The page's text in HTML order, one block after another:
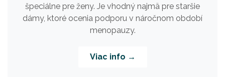
špeciálne pre ženy. Je vhodný najmä pre staršie
dámy, ktoré ocenia podporu v náročnom období
menopauzy.
Viac info →